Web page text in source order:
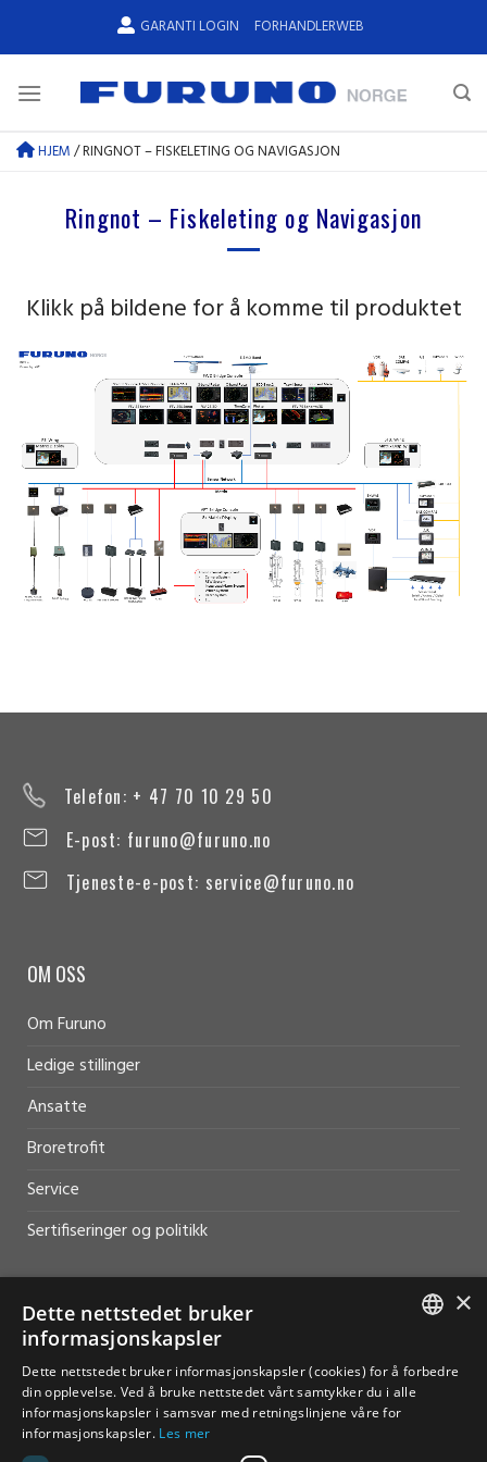
GARANTI LOGIN FORHANDLERWEB
HJEM/RINGNOT – FISKELETING OG NAVIGASJON
Ringnot – Fiskeleting og Navigasjon
Klikk på bildene for å komme til produktet
Telefon: + 47 70 10 29 50
E-post: furuno@furuno.no
Tjeneste-e-post: service@furuno.no
OM OSS
Om Furuno
Ledige stillinger
Ansatte
Broretrofit
Service
Sertifiseringer og politikk
HJELP OG SUPPORT
Salg
Kontakt
ENGLISH
×
Dette nettstedet bruker
informasjonskapsler
Dette nettstedet bruker informasjonskapsler (cookies) for å forbedre
din opplevelse. Ved å bruke nettstedet vårt samtykker du i alle
informasjonskapsler i samsvar med retningslinjene våre for
informasjonskapsler. Les mer